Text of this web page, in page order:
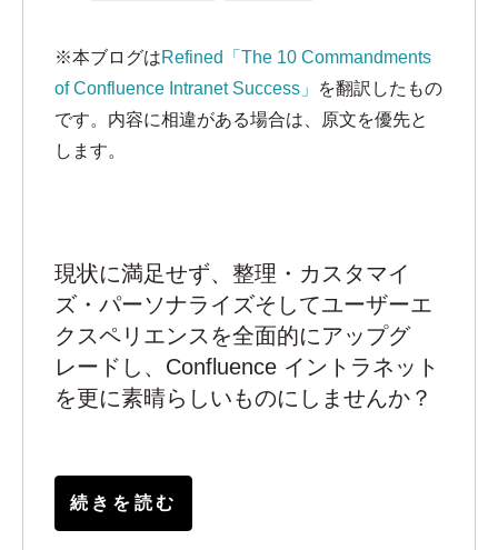
※本ブログはRefined「The 10 Commandments
of Confluence Intranet Success」
を翻訳したもの
です。内容に相違がある場合は、原文を優先と
します。
現状に満足せず、整理・カスタマイ
ズ・パーソナライズそしてユーザーエ
クスペリエンスを全面的にアップグ
レードし、Confluence イントラネット
を更に素晴らしいものにしませんか？
続きを読む